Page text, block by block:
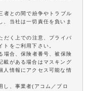
者との間で紛争やトラブル
、当社は一切責任を負いま
だく上での注意、プライバ
トをご利用下さい。
場合、保険者番号、被保険
載がある場合はマスキング
人情報にアクセス可能な情
し、事業者(アコム／プロ